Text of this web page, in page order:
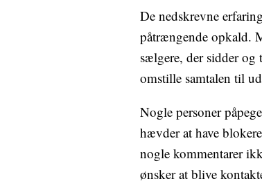
De nedskrevne
påtrængende opkald.
sælgere, der sidder og
omstille samtalen til
Nogle personer
hævder at have
nogle kommentarer
ønsker at blive